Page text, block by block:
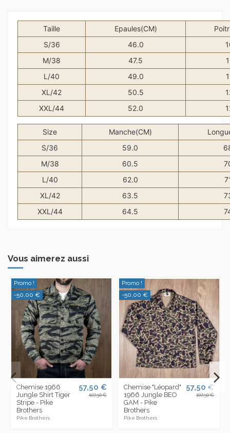
Taille Epaules(CM)
S/36
46.0
M/38
47.5
L/40
49.0
XL/42
50.5
XXL/44
52.0
Size Manche(CM)
S/36
59.0
M/38
60.5
L/40
62.0
XL/42
63.5
XXL/44
64.5
Vous aimerez aussi
Promo !
-50,00 €
Chemise 1966
Jungle Shirt Tiger
Stripe - Pike
Brothers
Pike Brothers
57,50 €
107,50 €
Promo !
-50,00 €
Chemise "Léopard"
1966 Jungle BEO
GAM - Pike
Brothers
Pike Brothers
57,50 €
107,50 €